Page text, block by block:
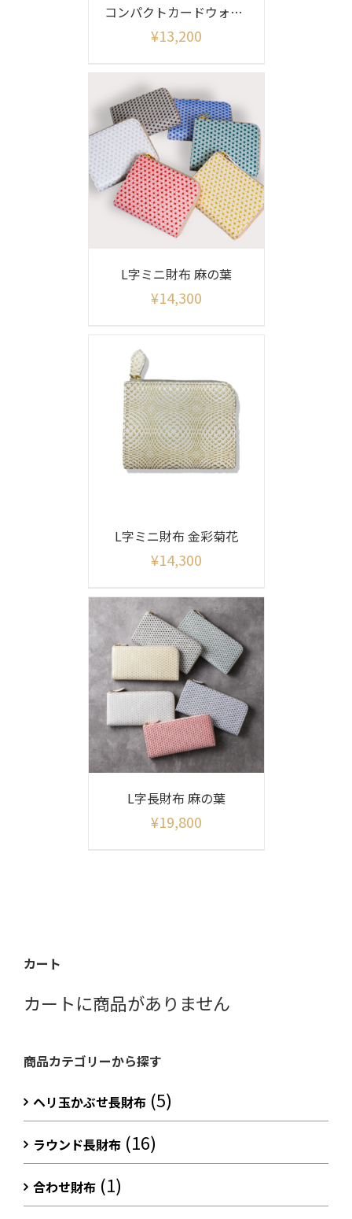
コンパクトカードウォレット 麻の葉
¥13,200
L字ミニ財布 麻の葉
¥14,300
L字ミニ財布 金彩菊花
¥14,300
L字長財布 麻の葉
¥19,800
カート
カートに商品がありません
商品カテゴリーから探す
ヘリ玉かぶせ長財布 (5)
ラウンド長財布 (16)
合わせ財布 (1)